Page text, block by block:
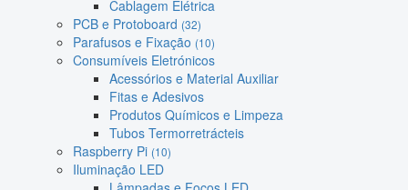
Cablagem Elétrica
PCB e Protoboard (32)
Parafusos e Fixação (10)
Consumíveis Eletrónicos
Acessórios e Material Auxiliar
Fitas e Adesivos
Produtos Químicos e Limpeza
Tubos Termorretrácteis
Raspberry Pi (10)
Iluminação LED